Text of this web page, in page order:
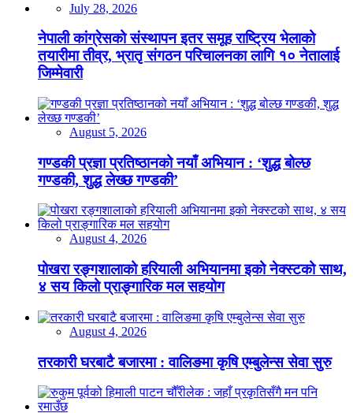
July 28, 2026
नेपाली कांग्रेसको संस्थापन इतर समूह राष्ट्रिय भेलाको
तयारीमा तीव्र, भ्रातृ संगठन परिचालनका लागि १० नेतालाई
जिम्मेवारी
August 5, 2026
गण्डकी प्रज्ञा प्रतिष्ठानको नयाँ अभियान : ‘शुद्ध बोल्छ
गण्डकी, शुद्ध लेख्छ गण्डकी’
August 4, 2026
पोखरा रङ्गशालाको हरियाली अभियानमा इको नेक्स्टको साथ,
४ सय किलो प्राङ्गारिक मल सहयोग
August 4, 2026
तरकारी घरबाटै बजारमा : वालिङमा कृषि एम्बुलेन्स सेवा सुरु